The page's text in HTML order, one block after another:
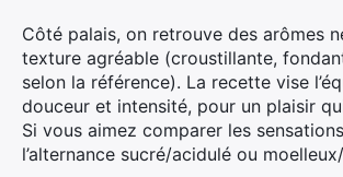
Côté palais, on retrouve des arômes
texture agréable (croustillante,
selon la référence). La recette vise
douceur et intensité, pour un plaisir
Si vous aimez comparer les
l’alternance sucré/acidulé ou